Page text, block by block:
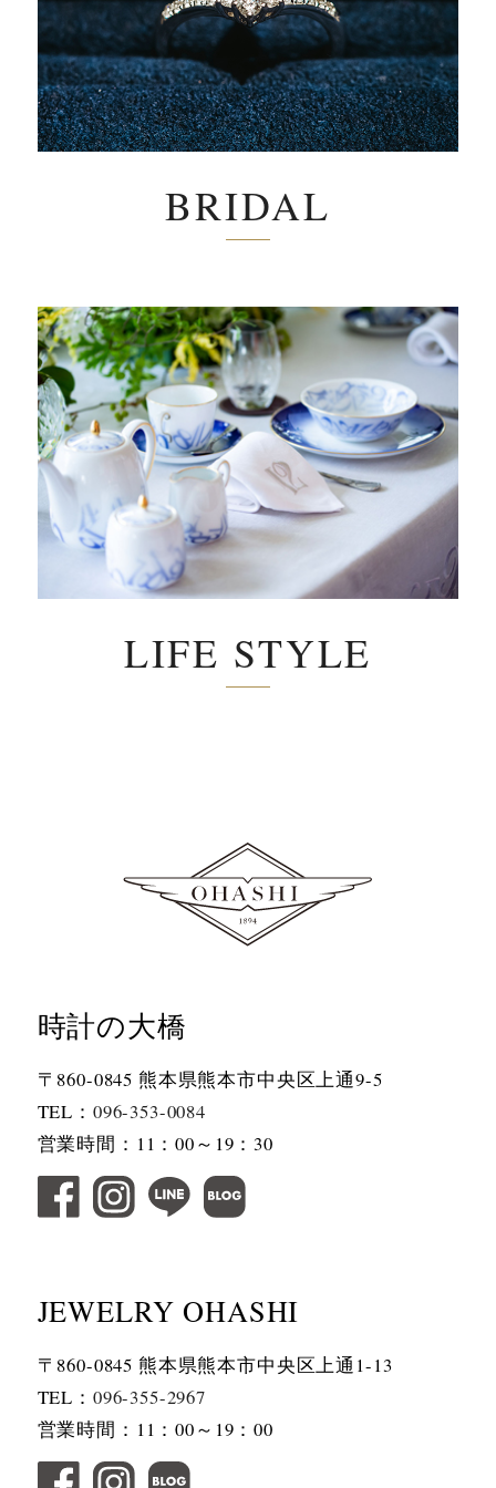
BRIDAL
LIFE STYLE
時計の大橋
〒860-0845 熊本県熊本市中央区上通9-5
TEL： 096-353-0084
営業時間：11：00～19：30
JEWELRY OHASHI
〒860-0845 熊本県熊本市中央区上通1-13
TEL： 096-355-2967
営業時間：11：00～19：00